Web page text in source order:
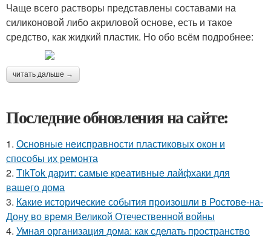
Чаще всего растворы представлены составами на
силиконовой либо акриловой основе, есть и такое
средство, как жидкий пластик. Но обо всём подробнее:
читать дальше →
Последние обновления на сайте:
1. Основные неисправности пластиковых окон и
способы их ремонта
2. TikTok дарит: самые креативные лайфхаки для
вашего дома
3. Какие исторические события произошли в Ростове-на-
Дону во время Великой Отечественной войны
4. Умная организация дома: как сделать пространство